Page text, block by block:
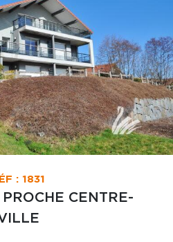
: 1831
CENTRE-